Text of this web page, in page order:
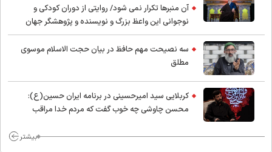
آن منبرها تکرار نمی شود/ روایتی از دوران کودکی و
نوجوانی این واعظ بزرگ و نویسنده و پژوهشگر جهان
اسلام
سه نصیحت مهم حافظ در بیان حجت الاسلام موسوی
مطلق
کربلایی سید امیر‌حسینی در برنامه ایران حسین(ع):
محسن چاوشی چه خوب گفت که مردم خدا مراقب
بیشتر